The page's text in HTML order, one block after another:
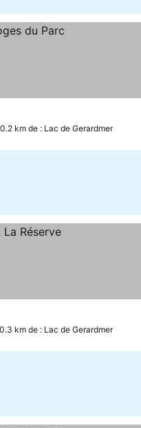
km de : Lac de Gerardmer
km de : Lac de Gerardmer